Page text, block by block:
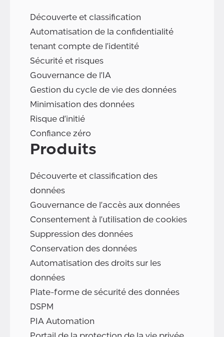
Découverte et classification
Automatisation de la confidentialité
tenant compte de l'identité
Sécurité et risques
Gouvernance de l'IA
Gestion du cycle de vie des données
Minimisation des données
Risque d'initié
Confiance zéro
Produits
Découverte et classification des
données
Gouvernance de l'accès aux données
Consentement à l'utilisation de cookies
Suppression des données
Conservation des données
Automatisation des droits sur les
données
Plate-forme de sécurité des données
DSPM
PIA Automation